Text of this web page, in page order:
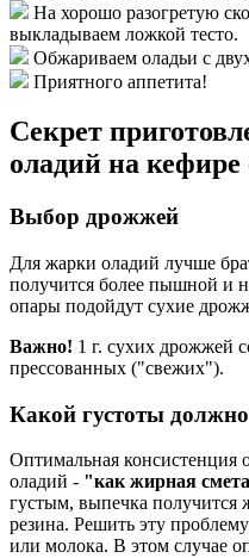
На хорошо разогретую
выкладываем ложкой тесто.
Обжариваем оладьи с
Приятного аппетита!
Секрет
оладий на
Выбор дрожжей
Для жарки оладий лучше
получится более пышной и
опары подойдут сухие
Важно! 1 г. сухих дрожжей
прессованных ("свежих").
Какой густоты
Оптимальная
оладий - "как жирная
густым, выпечка получится
резина. Решить эту
или молока. В этом случае